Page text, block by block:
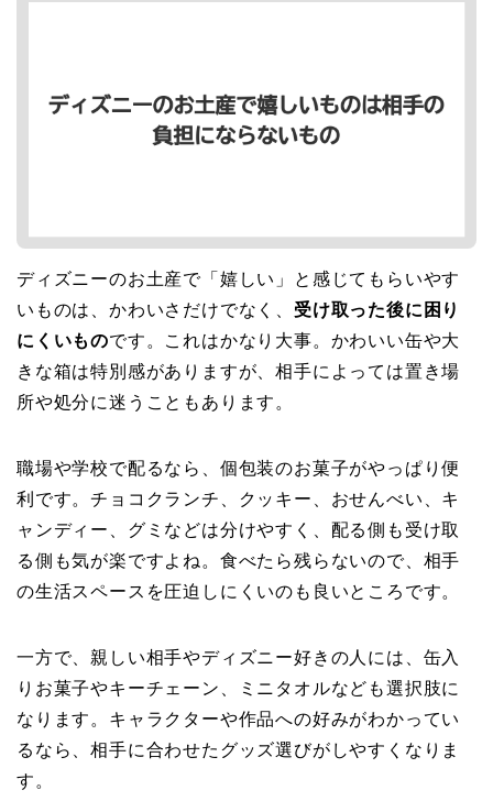
ディズニーのお土産で「嬉しい」と感じてもらいやす
いものは、かわいさだけでなく、 受け取った後に困り
にくいものです。これはかなり大事。かわいい缶や大
きな箱は特別感がありますが、相手によっては置き場
所や処分に迷うこともあります。
職場や学校で配るなら、個包装のお菓子がやっぱり便
利です。チョコクランチ、クッキー、おせんべい、キ
ャンディー、グミなどは分けやすく、配る側も受け取
る側も気が楽ですよね。食べたら残らないので、相手
の生活スペースを圧迫しにくいのも良いところです。
一方で、親しい相手やディズニー好きの人には、缶入
りお菓子やキーチェーン、ミニタオルなども選択肢に
なります。キャラクターや作品への好みがわかってい
るなら、相手に合わせたグッズ選びがしやすくなりま
す。